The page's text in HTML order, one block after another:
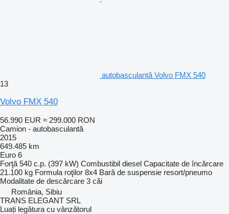
autobasculantă Volvo FMX 540
13
Volvo FMX 540
56.990 EUR ≈ 299.000 RON
Camion - autobasculantă
2015
649.485 km
Euro 6
Forţă 540 c.p. (397 kW) Combustibil diesel Capacitate de încărcare
21.100 kg Formula roţilor 8x4 Bară de suspensie resort/pneumo
Modalitate de descărcare 3 căi
România, Sibiu
TRANS ELEGANT SRL
Luați legătura cu vânzătorul